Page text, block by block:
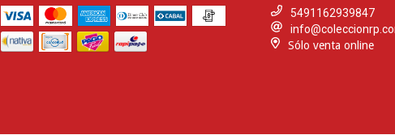
5491162939847
Sólo venta online